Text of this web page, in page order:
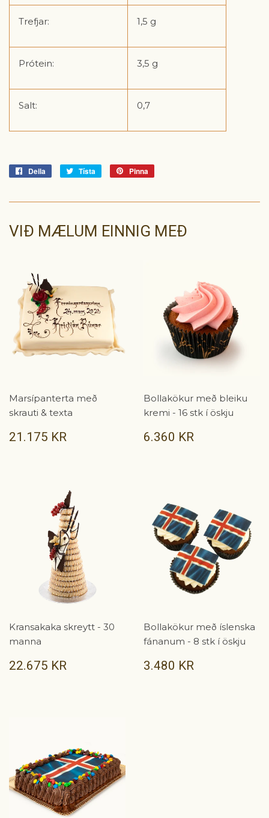
Trefjar: 1,5 g
Prótein: 3,5 g
Salt: 0,7
Deila
Deila
Tísta
Tísta
Pinna
VIÐ MÆLUM EINNIG MEÐ
Marsípanterta með
skrauti & texta
VERÐ
21.175 KR
Bollakökur með bleiku
kremi - 16 stk í öskju
VERÐ
6.360 KR
Kransakaka skreytt - 30
manna
VERÐ
22.675 KR
Bollakökur með íslenska
fánanum - 8 stk í öskju
VERÐ
3.480 KR